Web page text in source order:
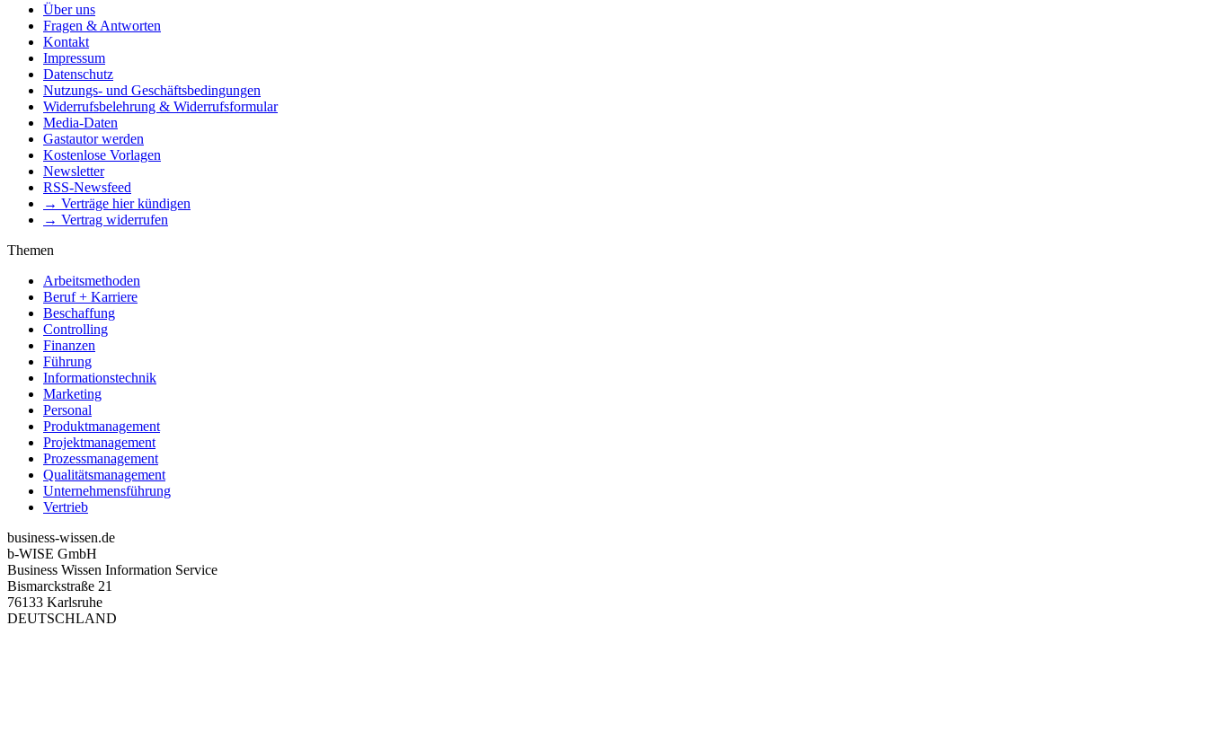
Über uns
Fragen & Antworten
Kontakt
Impressum
Datenschutz
Nutzungs- und Geschäftsbedingungen
Widerrufsbelehrung & Widerrufsformular
Media-Daten
Gastautor werden
Kostenlose Vorlagen
Newsletter
RSS-Newsfeed
→ Verträge hier kündigen
→ Vertrag widerrufen
Themen
Arbeitsmethoden
Beruf + Karriere
Beschaffung
Controlling
Finanzen
Führung
Informationstechnik
Marketing
Personal
Produktmanagement
Projektmanagement
Prozessmanagement
Qualitätsmanagement
Unternehmensführung
Vertrieb
business-wissen.de
b-WISE GmbH
Business Wissen Information Service
Bismarckstraße 21
76133 Karlsruhe
DEUTSCHLAND